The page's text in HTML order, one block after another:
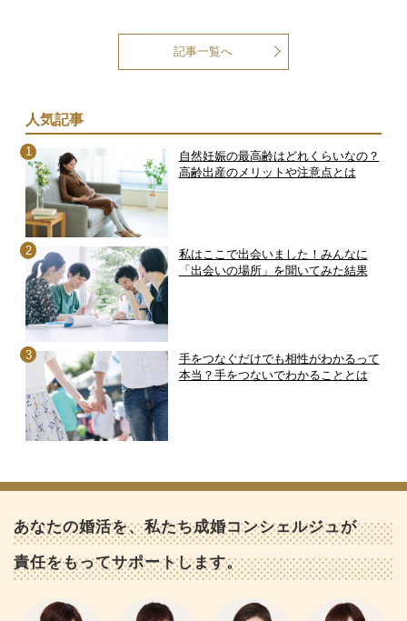
記事一覧へ
人気記事
自然妊娠の最高齢はどれくらいなの？
高齢出産のメリットや注意点とは
私はここで出会いました！みんなに
「出会いの場所」を聞いてみた結果
手をつなぐだけでも相性がわかるって
本当？手をつないでわかることとは
あなたの婚活を、私たち成婚コンシェルジュが
責任をもってサポートします。